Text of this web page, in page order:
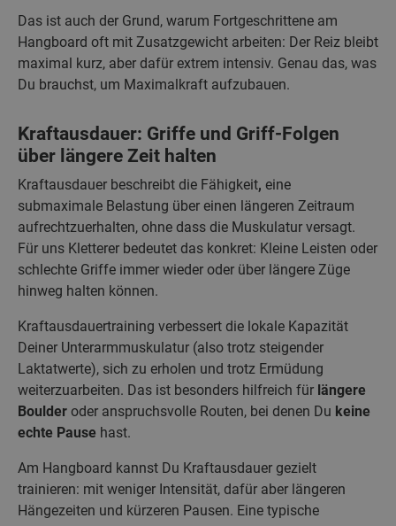
Das ist auch der Grund, warum Fortgeschrittene am
Hangboard oft mit Zusatzgewicht arbeiten: Der Reiz bleibt
maximal kurz, aber dafür extrem intensiv. Genau das, was
Du brauchst, um Maximalkraft aufzubauen.
Kraftausdauer: Griffe und Griff-Folgen
über längere Zeit halten
Kraftausdauer beschreibt die Fähigkeit, eine
submaximale Belastung über einen längeren Zeitraum
aufrechtzuerhalten, ohne dass die Muskulatur versagt.
Für uns Kletterer bedeutet das konkret: Kleine Leisten oder
schlechte Griffe immer wieder oder über längere Züge
hinweg halten können.
Kraftausdauertraining verbessert die lokale Kapazität
Deiner Unterarmmuskulatur (also trotz steigender
Laktatwerte), sich zu erholen und trotz Ermüdung
weiterzuarbeiten. Das ist besonders hilfreich für längere
Boulder oder anspruchsvolle Routen, bei denen Du keine
echte Pause hast.
Am Hangboard kannst Du Kraftausdauer gezielt
trainieren: mit weniger Intensität, dafür aber längeren
Hängezeiten und kürzeren Pausen. Eine typische